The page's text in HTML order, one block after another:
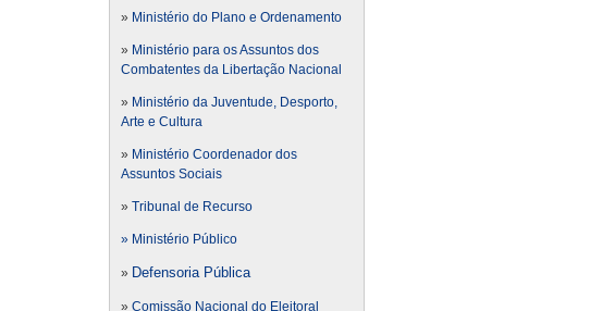
» Ministério do Plano e Ordenamento
» Ministério para os Assuntos dos
Combatentes da Libertação Nacional
» Ministério da Juventude, Desporto,
Arte e Cultura
» Ministério Coordenador dos
Assuntos Sociais
» Tribunal de Recurso
» Ministério Público
» Defensoria Pública
» Comissão Nacional do Eleitoral